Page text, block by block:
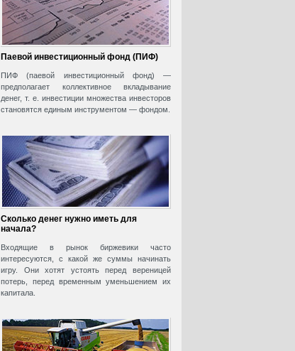
Паевой инвестиционный фонд (ПИФ)
ПИФ (паевой инвестиционный фонд) —
предполагает коллективное вкладывание
денег, т. е. инвестиции множества инвесторов
становятся единым инструментом — фондом.
Сколько денег нужно иметь для
начала?
Входящие в рынок биржевики часто
интересуются, с какой же суммы начинать
игру. Они хотят устоять перед вереницей
потерь, перед временным уменьшением их
капитала.